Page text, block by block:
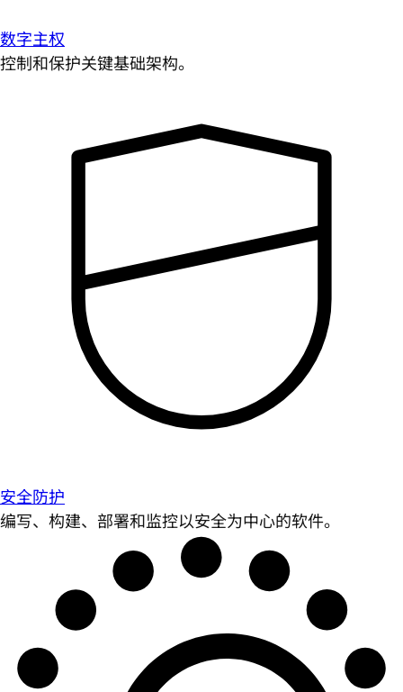
数字主权
控制和保护关键基础架构。
安全防护
编写、构建、部署和监控以安全为中心的软件。